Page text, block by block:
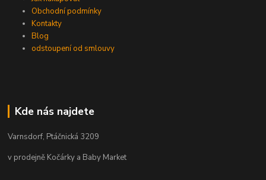
Obchodní podmínky
Kontakty
Blog
odstoupení od smlouvy
Kde nás najdete
Varnsdorf, Ptáčnická 3209
v prodejně Kočárky a Baby Market